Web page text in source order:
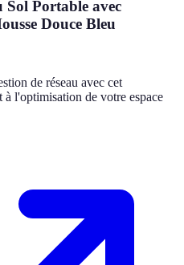
Portable avec
Douce Bleu
de réseau avec cet
à l'optimisation de votre espace